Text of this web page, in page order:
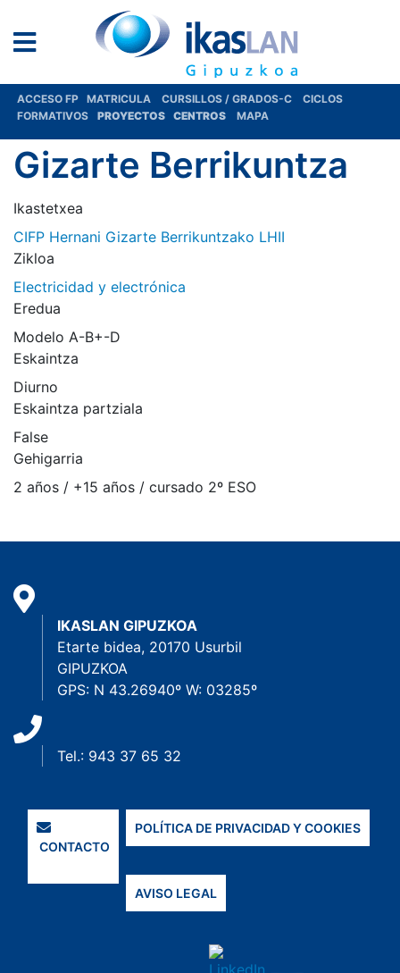
ACCESO FP MATRICULA CURSILLOS / GRADOS-C
CICLOS
FORMATIVOS
PROYECTOS CENTROS MAPA
Gizarte Berrikuntza
Ikastetxea
CIFP Hernani Gizarte Berrikuntzako LHII
Zikloa
Electricidad y electrónica
Eredua
Modelo A-B+-D
Eskaintza
Diurno
Eskaintza partziala
False
Gehigarria
2 años / +15 años / cursado 2º ESO
IKASLAN GIPUZKOA
Etarte bidea, 20170 Usurbil
GIPUZKOA
GPS: N 43.26940º W: 03285º
Tel.: 943 37 65 32
CONTACTO
POLÍTICA DE PRIVACIDAD Y COOKIES
AVISO LEGAL